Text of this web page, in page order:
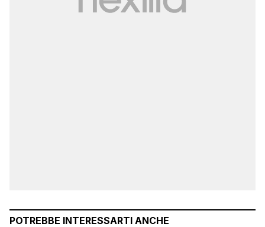
POTREBBE INTERESSARTI ANCHE